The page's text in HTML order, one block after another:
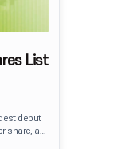
List
debut
share, a